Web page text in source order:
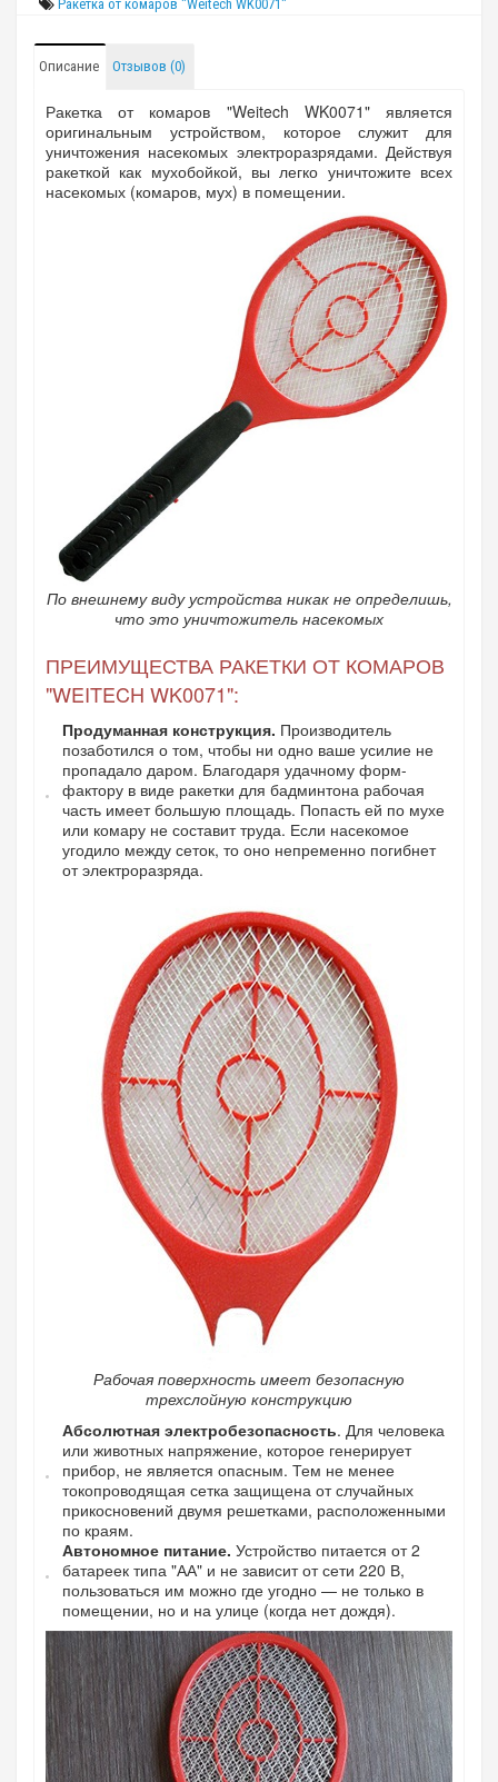
Ракетка от комаров "Weitech WK0071"
Описание Отзывов (0)
Ракетка от комаров "Weitech WK0071" является
оригинальным устройством, которое служит для
уничтожения насекомых электроразрядами. Действуя
ракеткой как мухобойкой, вы легко уничтожите всех
насекомых (комаров, мух) в помещении.
По внешнему виду устройства никак не определишь,
что это уничтожитель насекомых
ПРЕИМУЩЕСТВА РАКЕТКИ ОТ КОМАРОВ
"WEITECH WK0071":
Продуманная конструкция. Производитель
позаботился о том, чтобы ни одно ваше усилие не
пропадало даром. Благодаря удачному форм-
фактору в виде ракетки для бадминтона рабочая
часть имеет большую площадь. Попасть ей по мухе
или комару не составит труда. Если насекомое
угодило между сеток, то оно непременно погибнет
от электроразряда.
Рабочая поверхность имеет безопасную
трехслойную конструкцию
Абсолютная электробезопасность. Для человека
или животных напряжение, которое генерирует
прибор, не является опасным. Тем не менее
токопроводящая сетка защищена от случайных
прикосновений двумя решетками, расположенными
по краям.
Автономное питание. Устройство питается от 2
батареек типа "АА" и не зависит от сети 220 В,
пользоваться им можно где угодно — не только в
помещении, но и на улице (когда нет дождя).